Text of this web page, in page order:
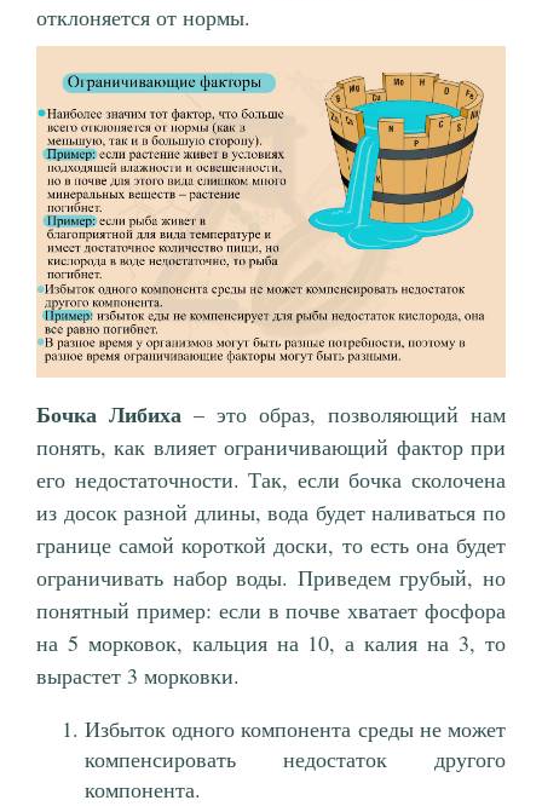
отклоняется от нормы.
Бочка Либиха – это образ, позволяющий нам
понять, как влияет ограничивающий фактор при
его недостаточности. Так, если бочка сколочена
из досок разной длины, вода будет наливаться по
границе самой короткой доски, то есть она будет
ограничивать набор воды. Приведем грубый, но
понятный пример: если в почве хватает фосфора
на 5 морковок, кальция на 10, а калия на 3, то
вырастет 3 морковки.
Избыток одного компонента среды не может
компенсировать недостаток другого
компонента.